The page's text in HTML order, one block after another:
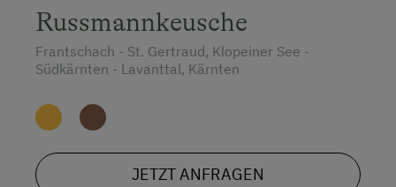
Russmannkeusche
Frantschach - St. Gertraud, Klopeiner See -
Südkärnten - Lavanttal, Kärnten
JETZT ANFRAGEN